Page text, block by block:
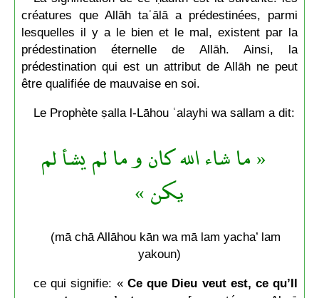
créatures que Allāh taʿālā a prédestinées, parmi
lesquelles il y a le bien et le mal, existent par la
prédestination éternelle de Allāh. Ainsi, la
prédestination qui est un attribut de Allāh ne peut
être qualifiée de mauvaise en soi.
Le Prophète ṣalla l-Lāhou ʿalayhi wa sallam a dit:
« ما شاء الله كان و ما لم يشأ لم
يكن »
(mā chā Allāhou kān wa mā lam yacha’ lam
yakoun)
ce qui signifie: «Ce que Dieu veut est, ce qu’Il